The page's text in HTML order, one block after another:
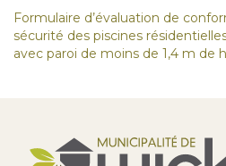
Formulaire d’évaluation de
sécurité des piscines
avec paroi de moins de 1,4 m de